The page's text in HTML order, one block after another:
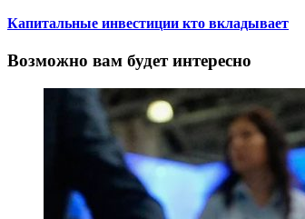
Капитальные инвестиции кто вкладывает
Возможно вам будет интересно